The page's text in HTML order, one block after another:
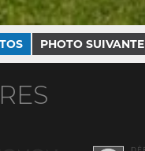
PHOTO SUIVANTE